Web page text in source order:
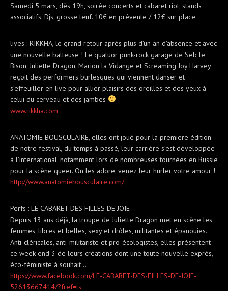
Samedi 5 mars, dès 19h, soirée concerts et cabaret riot, stands
associatifs, Djs, grosse teuf. 10€ en prévente / 12€ sur place.
lives : RIKKHA, le grand retour après plus d’un an d’absence et avec
une nouvelle batteuse ! Le quatuor punk-rock garage de Seb le
Bison, Juliette Dragon, Marion la Vidange et Screaming Joy Harvey
reçoit des performers burlesques qui viennent danser et
s’effeuiller en live pour allier plaisirs des oreilles et des yeux à
celui du cerveau et des jambes
www.rikkha.com
ANATOMIE BOUSCULAIRE, elles ont joué pour la premiere édition
de notre festival, du temps à passé, leur carrière s’est développée
à l’international, notamment lors de nombreuses tournées en Russie
pour la scène queer. On les adore, venez leur hurler votre amour !
http://www.anatomiebousculaire.com/
Perfs : LE CABARET DES FILLES DE JOIE
Depuis 13 ans déjà, la troupe de Juliette Dragon met en scène les
femmes, libres et belles, sexy et drôles, militantes et épanouies.
Anti-cléricales, anti-militariste et pro-écologistes, elles présentent
ce week-end 3 de leurs créations dont une toute nouvelle exprès,
éco-féministe à souhait …
https://www.facebook.com/LE-CABARET-DES-FILLES-DE-JOIE-
52613667414/?fref=ts